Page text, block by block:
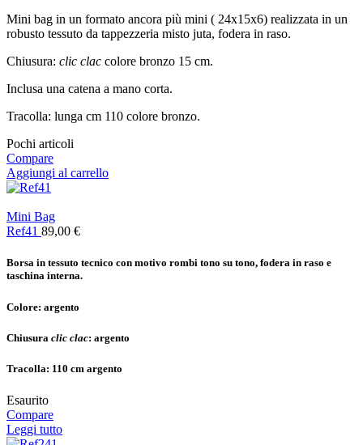
Mini bag in un formato ancora più mini ( 24x15x6) realizzata in un
robusto tessuto da tappezzeria misto juta, fodera in raso.
Chiusura: clic clac colore bronzo 15 cm.
Inclusa una catena a mano corta.
Tracolla: lunga cm 110 colore bronzo.
Pochi articoli
Compare
Aggiungi al carrello
Mini Bag
Ref41 89,00 €
Borsa in tessuto tecnico con motivo rombi tono su tono, fodera in raso e
taschina interna.
Colore: argento
Chiusura clic clac: argento
Tracolla: 110 cm argento
Esaurito
Compare
Leggi tutto